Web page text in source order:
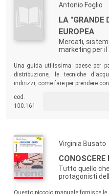
Antonio Foglio
LA "GRANDE
EUROPEA
Mercati,
marketing per il
Una guida utilissima: paese per
distribuzione, le tecniche
indirizzi, come fare per prendere
cod.
100.161
Virginia Busato
CONOSCERE
Tutto quello
protagonisti
Questo piccolo manuale fornisce le